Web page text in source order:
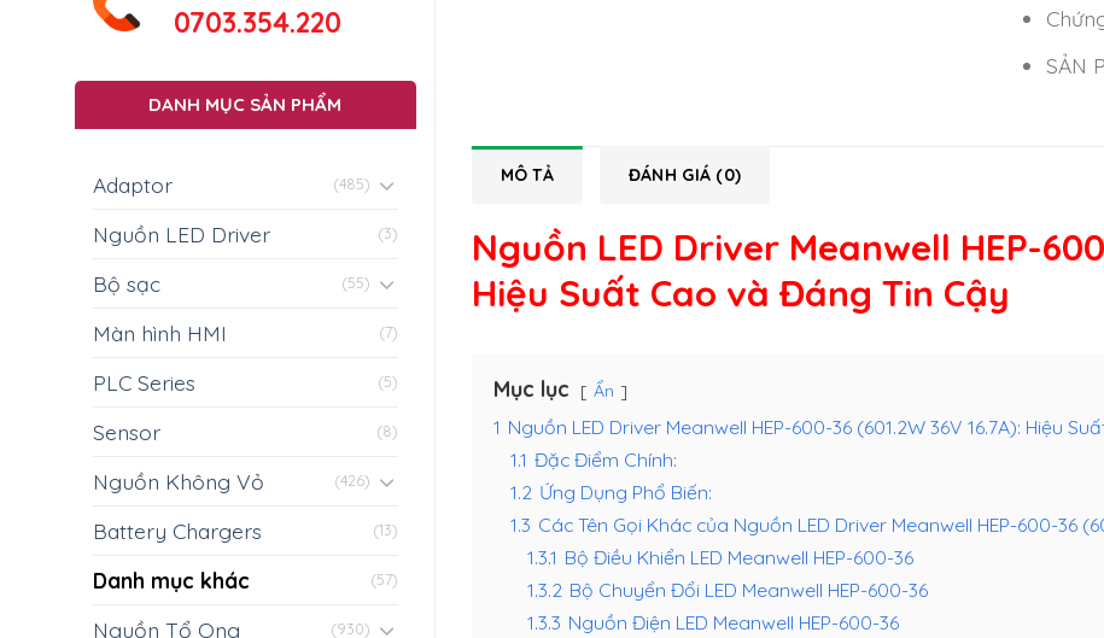
0703.354.220
DANH MỤC SẢN PHẨM
Adaptor (485)
Nguồn LED Driver (3)
Bộ sạc (55)
Màn hình HMI (7)
PLC Series (5)
Sensor (8)
Nguồn Không Vỏ (426)
Battery Chargers (13)
Danh mục khác (57)
Nguồn Tổ Ong (930)
SẢN
MÔ TẢ ĐÁNH GIÁ (0)
Nguồn LED Driver Meanwell HEP-
Hiệu Suất Cao và Đáng Tin Cậy
Mục lục Ẩn
1 Nguồn LED Driver Meanwell HEP-600-36 (601.2W 36V 16.7A): Hiệu
1.1 Đặc Điểm Chính:
1.2 Ứng Dụng Phổ Biến:
1.3 Các Tên Gọi Khác của Nguồn LED Driver Meanwell HEP-600-36
1.3.1 Bộ Điều Khiển LED Meanwell HEP-600-36
1.3.2 Bộ Chuyển Đổi LED Meanwell HEP-600-36
1.3.3 Nguồn Điện LED Meanwell HEP-600-36